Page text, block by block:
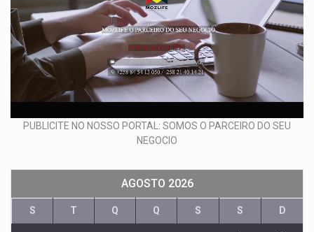
PUBLICITE NO NOSSO PORTAL: SOMOS O PARCEIRO DO SEU
NEGOCIO
AGOSTO 2026
S T Q Q S S D